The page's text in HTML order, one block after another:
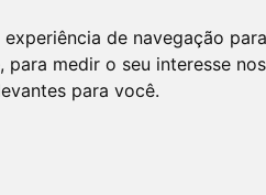
de navegação
, para medir o seu interesse
para você.